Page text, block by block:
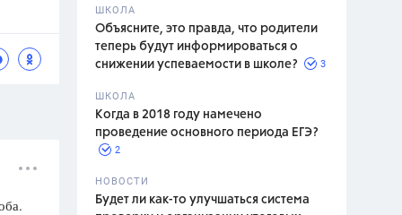
ШКОЛА
Объясните, это правда, что родители
теперь будут информироваться о
снижении успеваемости в школе?
3
ШКОЛА
Когда в 2018 году намечено
проведение основного периода ЕГЭ?
2
НОВОСТИ
Будет ли как-то улучшаться система